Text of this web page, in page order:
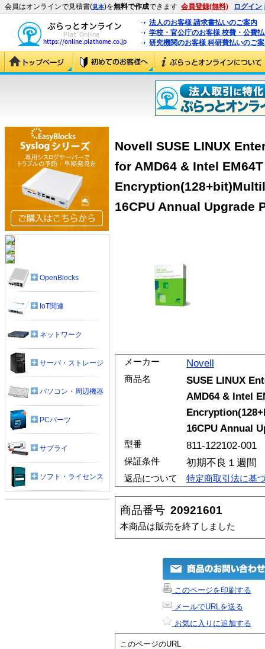
会員はオンラインで見積書(見本)を無料で作成できます 会員登録(無料) ログイン
法人のお客様 請求書払いのご案内
学校・官公庁のお客様 校費・公費
研究機関のお客様 科研費払いのご
Novell SUSE LINUX
for AMD64 & Intel
16CPU Annual Upgrade
メーカー Novell
商品名
SUSE LINUX
AMD64 & Intel
16CPU Annual
型番 811-122102-001
保証条件 初期不良１週間
返品について 特定商取引法に基
商品番号 20921601
本商品は販売を終了しました
このページを印刷する
メールでURLを送る
お気に入りに追加する
このページのURL
OpenBlocks
IoT関連
ネットワーク
サーバ・ストレージ
パソコン・周辺機器
PCパーツ
サプライ
ソフト・ライセンス